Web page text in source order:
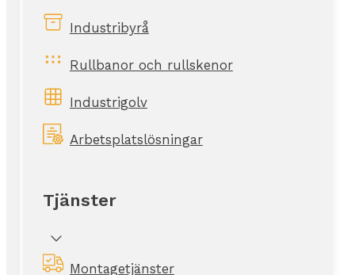
Industribyrå
Rullbanor och rullskenor
Industrigolv
Arbetsplatslösningar
Tjänster
Montagetjänster